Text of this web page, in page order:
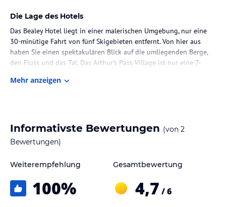
Die Lage des Hotels
Das Bealey Hotel liegt in einer malerischen Umgebung, nur eine
30-minütige Fahrt von fünf Skigebieten entfernt. Von hier aus
haben Sie einen spektakulären Blick auf die umliegenden Berge,
den Fluss und das Tal. Das Arthur's Pass Village ist nur eine 7-
26-minütigen Fahrt erreichen. Der Flughafen Christchurch ist
Die beheizten Unterkünfte im Bealey Hotel sind komfortabel und
gemütlich eingerichtet. Jede Unterkunft verfügt über eine
Temperatur zu bieten. Ein Mini-Kühlschrank, Tee- und
Pflegeprodukte sind ebenfalls vorhanden. Für zusätzlichen
Komfort stehen Ihnen Wäschemöglichkeiten zur Verfügung.
Mehr anzeigen
Informativste Bewertungen (von 2
Bewertungen)
Weiterempfehlung
100%
Gesamtbewertung
4,7 / 6